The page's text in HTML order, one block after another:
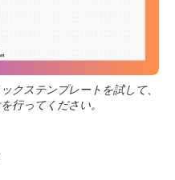
クステンプレートを試して、
行ってください。